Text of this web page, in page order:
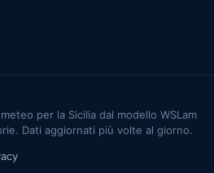
per la Sicilia dal modello WSLam
Dati aggiornati più volte al giorno.